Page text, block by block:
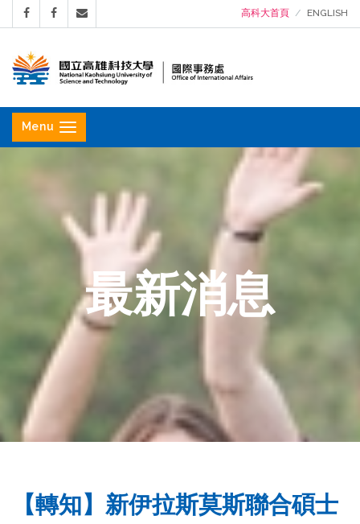
高科大首頁 ENGLISH
立
高
事
Menu
最新消息
【轉知】新伊拉斯莫斯聯合碩士